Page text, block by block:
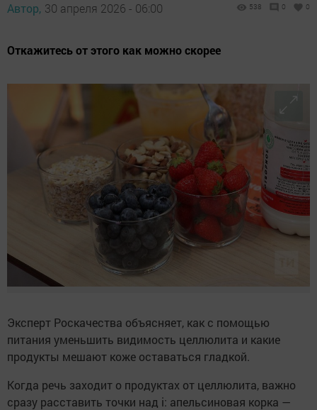
Автор, 30 апреля 2026 - 06:00 538 0 0
Откажитесь от этого как можно скорее
Эксперт Роскачества объясняет, как с помощью
питания уменьшить видимость целлюлита и какие
продукты мешают коже оставаться гладкой.
Когда речь заходит о продуктах от целлюлита, важно
сразу расставить точки над i: апельсиновая корка —